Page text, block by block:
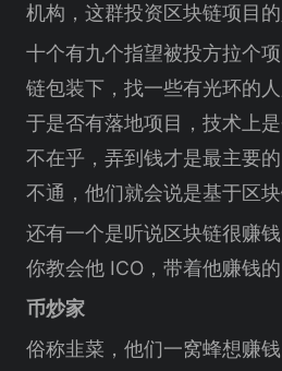
机构，这群投资区块链项目的
十个有九个指望被投方拉个
链包装下，找一些有光环的
于是否有落地项目，技术上
不在乎，弄到钱才是最主要
不通，他们就会说是基于区块
还有一个是听说区块链很赚
你教会他 ICO，带着他赚钱的
币炒家
俗称韭菜，他们一窝蜂想赚